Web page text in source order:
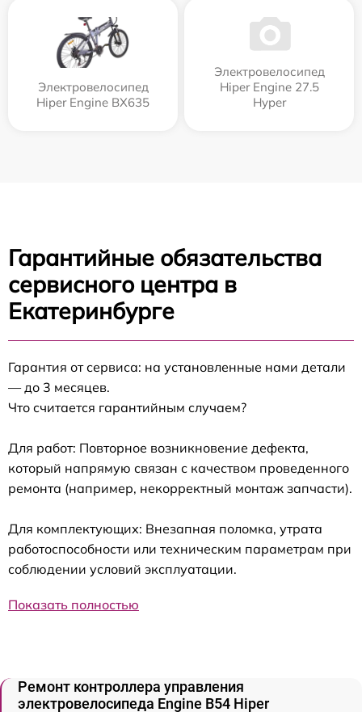
Электровелосипед
Hiper Engine BX635
Электровелосипед
Hiper Engine 27.5
Нyper
Гарантийные обязательства
сервисного центра в
Екатеринбурге
Гарантия от сервиса: на установленные нами детали
— до 3 месяцев.
Что считается гарантийным случаем?
Для работ: Повторное возникновение дефекта,
который напрямую связан с качеством проведенного
ремонта (например, некорректный монтаж запчасти).
Для комплектующих: Внезапная поломка, утрата
работоспособности или техническим параметрам при
соблюдении условий эксплуатации.
Показать полностью
Ремонт контроллера управления
электровелосипеда Engine B54 Hiper